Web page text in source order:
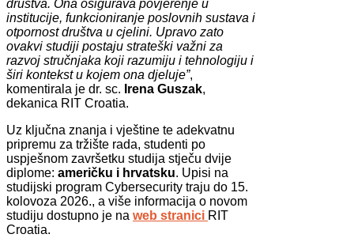
društva. Ona osigurava povjerenje u
institucije, funkcioniranje poslovnih sustava i
otpornost društva u cjelini. Upravo zato
ovakvi studiji postaju strateški važni za
razvoj stručnjaka koji razumiju i tehnologiju i
širi kontekst u kojem ona djeluje”,
komentirala je dr. sc. Irena Guszak,
dekanica RIT Croatia.
Uz ključna znanja i vještine te adekvatnu
pripremu za tržište rada, studenti po
uspješnom završetku studija stječu dvije
diplome: američku i hrvatsku. Upisi na
studijski program Cybersecurity traju do 15.
kolovoza 2026., a više informacija o novom
studiju dostupno je na web stranici RIT
Croatia.